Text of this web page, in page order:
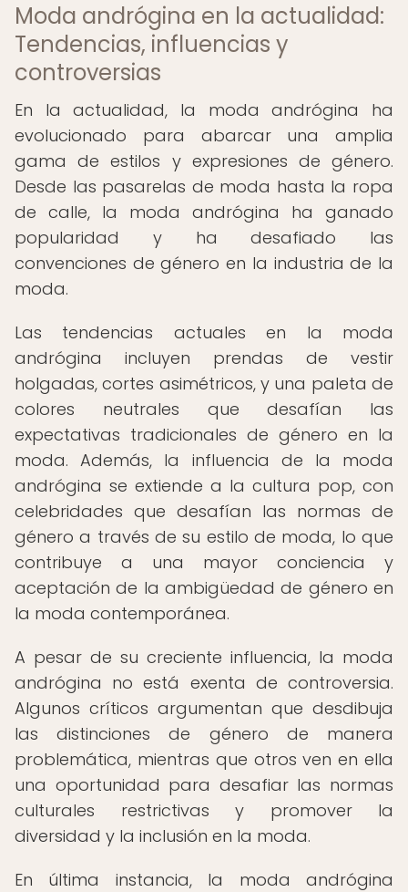
Moda andrógina en la actualidad:
Tendencias, influencias y
controversias
En la actualidad, la moda andrógina ha
evolucionado para abarcar una amplia
gama de estilos y expresiones de género.
Desde las pasarelas de moda hasta la ropa
de calle, la moda andrógina ha ganado
popularidad y ha desafiado las
convenciones de género en la industria de la
moda.
Las tendencias actuales en la moda
andrógina incluyen prendas de vestir
holgadas, cortes asimétricos, y una paleta de
colores neutrales que desafían las
expectativas tradicionales de género en la
moda. Además, la influencia de la moda
andrógina se extiende a la cultura pop, con
celebridades que desafían las normas de
género a través de su estilo de moda, lo que
contribuye a una mayor conciencia y
aceptación de la ambigüedad de género en
la moda contemporánea.
A pesar de su creciente influencia, la moda
andrógina no está exenta de controversia.
Algunos críticos argumentan que desdibuja
las distinciones de género de manera
problemática, mientras que otros ven en ella
una oportunidad para desafiar las normas
culturales restrictivas y promover la
diversidad y la inclusión en la moda.
En última instancia, la moda andrógina